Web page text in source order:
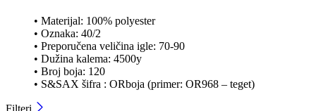
• Materijal: 100% polyester
• Oznaka: 40/2
• Preporučena veličina igle: 70-90
• Dužina kalema: 4500y
• Broj boja: 120
• S&SAX šifra : ORboja (primer: OR968 – teget)
Filteri